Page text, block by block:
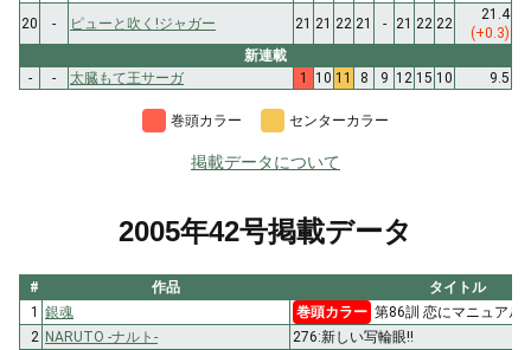
20
- ピューと吹く!ジャガー 21 21 22 21 - 21 22 22
21.4
(+0.3)
新連載
-
- 太臓もて王サーガ 1 10 11 8 9 12 15 10 9.5
巻頭カラー センターカラー
掲載データについて
2005年42号掲載データ
# 作品
タイトル
1 銀魂 巻頭カラー 第86訓 恋にマニュアル
2 NARUTO -ナルト-
276:新しい写輪眼!!